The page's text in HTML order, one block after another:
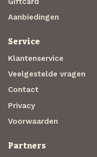
Aanbiedingen
Service
Klantenservice
Veelgestelde vragen
Contact
Privacy
Voorwaarden
Partners